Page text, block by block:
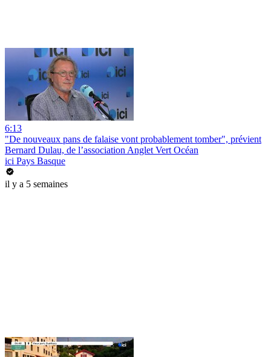
6:13
"De nouveaux pans de falaise vont probablement tomber", prévient
Bernard Dulau, de l’association Anglet Vert Océan
ici Pays Basque
il y a 5 semaines